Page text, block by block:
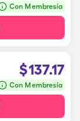
Con Membresía
$137.17
Con Membresía